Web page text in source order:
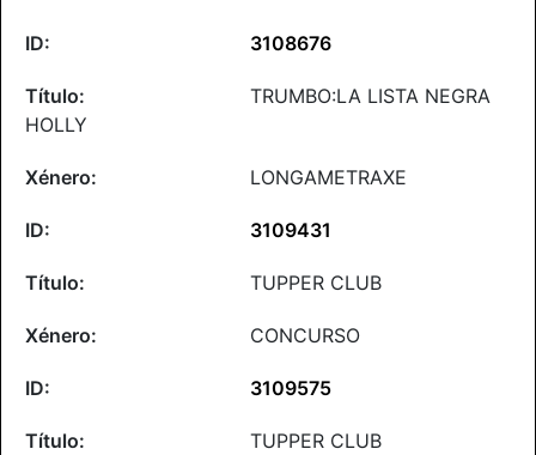
3108676
TRUMBO:LA LISTA NEGRA
HOLLY
LONGAMETRAXE
3109431
TUPPER CLUB
CONCURSO
3109575
TUPPER CLUB